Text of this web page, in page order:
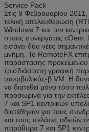
Service Pack
Στις 9 Φεβρουαρίου
τελική απελευθέρωση
Windows 7 και τον
στους συνεργάτες cOem.
εισάγει δύο νέες
μνήμη. Το RemoteFX
παράστασης προκειμένου
τρισδιάστατη γραφική
υπερβολικός-β VM. Η
να διατεθεί μόνο τόσο
προσωρινά για την
7 και SP1 κεντρικών
διατέθηκαν για τους
και τους πελάτες αδειών
παράθυρα 7 και SP1